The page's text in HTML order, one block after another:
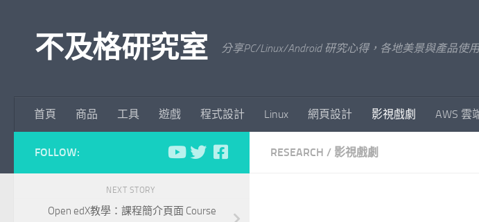
不及格研究室 分享PC/Linux/Android 研究心得，各地美景與產品
首頁 商品 工具 遊戲 程式設計 Linux 網頁設計 影視戲劇 AWS 雲
RESEARCH / 影視戲劇
FOLLOW:
NEXT STORY
Open edX教學：課程簡介頁面 Course